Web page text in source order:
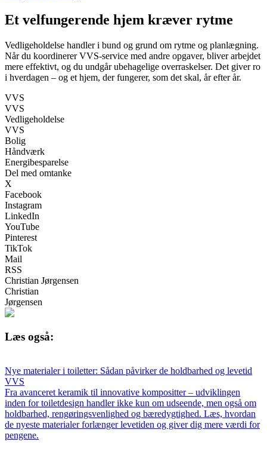
Et velfungerende hjem kræver rytme
Vedligeholdelse handler i bund og grund om rytme og planlægning.
Når du koordinerer VVS-service med andre opgaver, bliver arbejdet
mere effektivt, og du undgår ubehagelige overraskelser. Det giver ro
i hverdagen – og et hjem, der fungerer, som det skal, år efter år.
VVS
VVS
Vedligeholdelse
VVS
Bolig
Håndværk
Energibesparelse
Del med omtanke
X
Facebook
Instagram
LinkedIn
YouTube
Pinterest
TikTok
Mail
RSS
Christian Jørgensen
Christian
Jørgensen
Læs også:
Nye materialer i toiletter: Sådan påvirker de holdbarhed og levetid
VVS
Fra avanceret keramik til innovative kompositter – udviklingen
inden for toiletdesign handler ikke kun om udseende, men også om
holdbarhed, rengøringsvenlighed og bæredygtighed. Læs, hvordan
de nyeste materialer forlænger levetiden og giver dig mere værdi for
pengene.